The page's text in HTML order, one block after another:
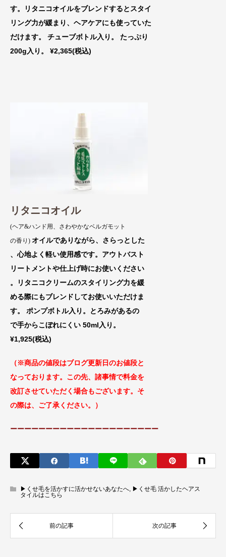
す。リタニコオイルをブレンドするとスタイ
リング力が緩まり、ヘアケアにも使っていた
だけます。 チューブボトル入り。 たっぷり
200g入り。 ¥2,365(税込)
リタニコオイル
(ヘア&ハンド用、さわやかなベルガモット
の香り) オイルでありながら、さらっとした
、心地よく軽い使用感です。アウトバスト
リートメントや仕上げ時にお使いください
。リタニコクリームのスタイリング力を緩
める際にもブレンドしてお使いいただけま
す。 ポンプボトル入り。とろみがあるの
で手からこぼれにくい 50ml入り。
¥1,925(税込)
（※商品の値段はブログ更新日のお値段と
なっております。この先、諸事情で料金を
改訂させていただく場合もございます。 そ
の際は、ご了承ください。）
ーーーーーーーーーーーーーーーーーーーーー
▶︎くせ毛を活かすに活かせないあなたへ, ▶︎くせ毛 活かしたヘアス
タイルはこちら